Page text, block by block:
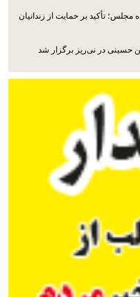
تأکید بر حمایت از زندانیان
حسینی در نی‌ریز برگزار شد